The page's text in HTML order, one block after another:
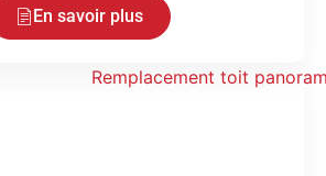
En savoir plus